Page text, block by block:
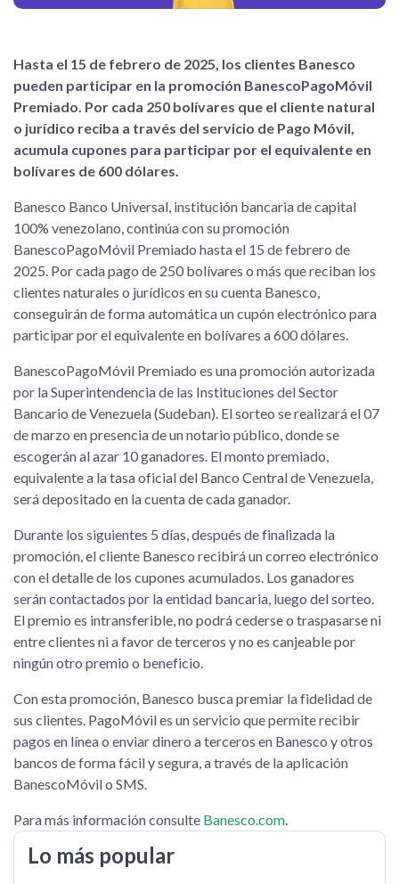
Hasta el 15 de febrero de 2025, los clientes Banesco
pueden participar en la promoción BanescoPagoMóvil
Premiado. Por cada 250 bolívares que el cliente natural
o jurídico reciba a través del servicio de Pago Móvil,
acumula cupones para participar por el equivalente en
bolívares de 600 dólares.
Banesco Banco Universal, institución bancaria de capital
100% venezolano, continúa con su promoción
BanescoPagoMóvil Premiado hasta el 15 de febrero de
2025. Por cada pago de 250 bolívares o más que reciban los
clientes naturales o jurídicos en su cuenta Banesco,
conseguirán de forma automática un cupón electrónico para
participar por el equivalente en bolívares a 600 dólares.
BanescoPagoMóvil Premiado es una promoción autorizada
por la Superintendencia de las Instituciones del Sector
Bancario de Venezuela (Sudeban). El sorteo se realizará el 07
de marzo en presencia de un notario público, donde se
escogerán al azar 10 ganadores. El monto premiado,
equivalente a la tasa oficial del Banco Central de Venezuela,
será depositado en la cuenta de cada ganador.
Durante los siguientes 5 días, después de finalizada la
promoción, el cliente Banesco recibirá un correo electrónico
con el detalle de los cupones acumulados. Los ganadores
serán contactados por la entidad bancaria, luego del sorteo.
El premio es intransferible, no podrá cederse o traspasarse ni
entre clientes ni a favor de terceros y no es canjeable por
ningún otro premio o beneficio.
Con esta promoción, Banesco busca premiar la fidelidad de
sus clientes. PagoMóvil es un servicio que permite recibir
pagos en línea o enviar dinero a terceros en Banesco y otros
bancos de forma fácil y segura, a través de la aplicación
BanescoMóvil o SMS.
Para más información consulte Banesco.com
Lo más popular